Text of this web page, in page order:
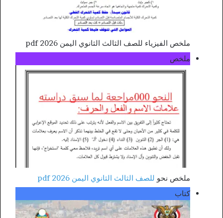
ملخص الفيزياء للصف الثالث الثانوي اليمن 2026 pdf
ملخص
ملخص نحو للصف الثالث الثانوي اليمن 2026 pdf
كتاب